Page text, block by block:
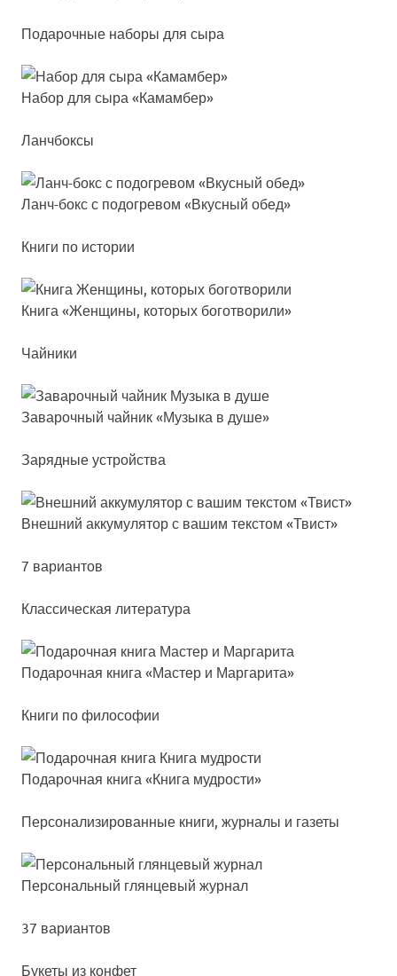
Подарочные наборы для сыра
Набор для сы­ра «Камам­бер»
Ланчбоксы
Ланч-бокс с по­дог­ре­вом «Вкус­ный обед»
Книги по истории
Кни­га «Жен­щи­ны, ко­то­рых бо­гот­во­ри­ли»
Чайники
Зава­роч­ный чай­ник «Музы­ка в ду­ше»
Зарядные устройства
Внеш­ний ак­ку­му­ля­тор с ва­шим тек­стом «Твист»
7 вариантов
Классическая литература
Пода­роч­ная кни­га «Мас­тер и Мар­га­ри­та»
Книги по философии
Пода­роч­ная кни­га «Кни­га муд­рос­ти»
Персонализированные книги, журналы и газеты
Пер­со­наль­ный глян­це­вый жур­нал
37 вариантов
Букеты из конфет